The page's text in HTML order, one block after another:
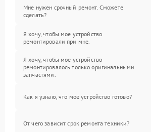
Мне нужен срочный ремонт. Сможете
сделать?
Я хочу, чтобы мое устройство
ремонтировали при мне.
Я хочу, чтобы мое устройство
ремонтировалось только оригинальными
запчастями.
Как я узнаю, что мое устройство готово?
От чего зависит срок ремонта техники?